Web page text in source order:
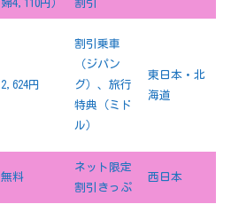
婦4,110円） 割引
2,624円
割引乗車
（ジパン
グ）、旅行
特典（ミド
ル）
東日本・北
海道
無料
ネット限定
割引きっぷ
西日本